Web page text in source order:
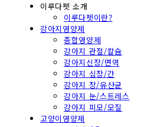
이루다펫 소개
이루다펫이란?
강아지영양제
종합영양제
강아지 관절/칼슘
강아지신장/면역
강아지 심장/간
강아지 장/유산균
강아지 눈/스트레스
강아지 피모/모질
고양이영양제